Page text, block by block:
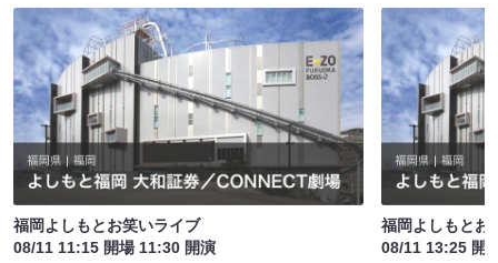
福岡よしもとお笑いライブ
08/11 11:15 開場 11:30 開演
福岡よしもとお
08/11 13:25 開